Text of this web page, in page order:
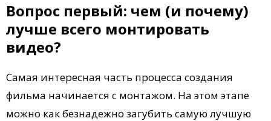
Вопрос первый: чем (и почему)
лучше всего монтировать
видео?
Самая интересная часть процесса создания
фильма начинается с монтажом. На этом этапе
можно как безнадежно загубить самую лучшую